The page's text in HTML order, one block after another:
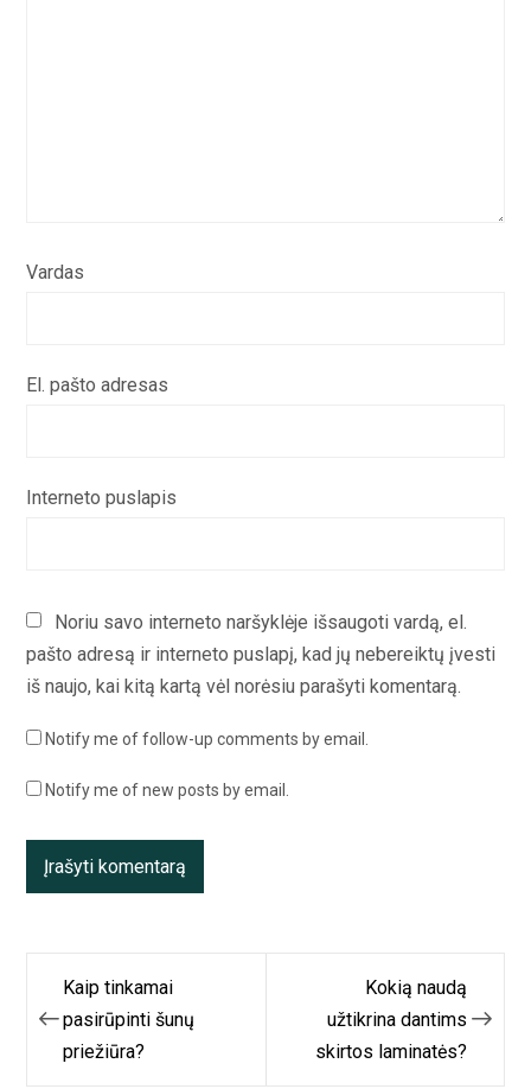
Vardas
El. pašto adresas
Interneto puslapis
Noriu savo interneto naršyklėje išsaugoti vardą, el.
pašto adresą ir interneto puslapį, kad jų nebereiktų įvesti
iš naujo, kai kitą kartą vėl norėsiu parašyti komentarą.
Notify me of follow-up comments by email.
Notify me of new posts by email.
Navigacija
tarp
įrašų
Kaip tinkamai
pasirūpinti šunų
priežiūra?
Kokią naudą
užtikrina dantims
skirtos laminatės?